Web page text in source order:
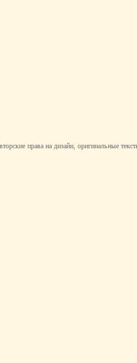
права на дизайн, оригинальные